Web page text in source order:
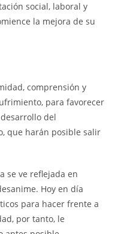
social, laboral y
la mejora de su
comprensión y
para favorecer
del
que harán posible salir
se ve reflejada en
Hoy en día
para hacer frente a
por tanto, le